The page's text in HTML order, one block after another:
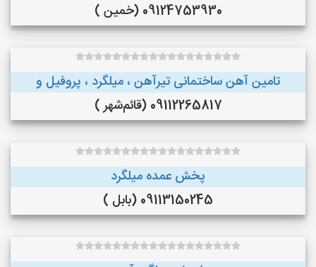
09124753930 (خمین )
تامین آهن ساختمانی تیرآهن ، میلگرد ، پروفیل و
09112265817 (قائم‌شهر )
پخش عمده میلگرد
09113150245 (بابل )